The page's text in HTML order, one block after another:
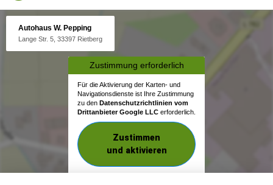
Autohaus W. Pepping
Lange Str. 5, 33397 Rietberg
Zustimmung erforderlich
Für die Aktivierung der Karten- und
Navigationsdienste ist Ihre Zustimmung
zu den Datenschutzrichtlinien vom
Drittanbieter Google LLC erforderlich.
Zustimmen
und aktivieren